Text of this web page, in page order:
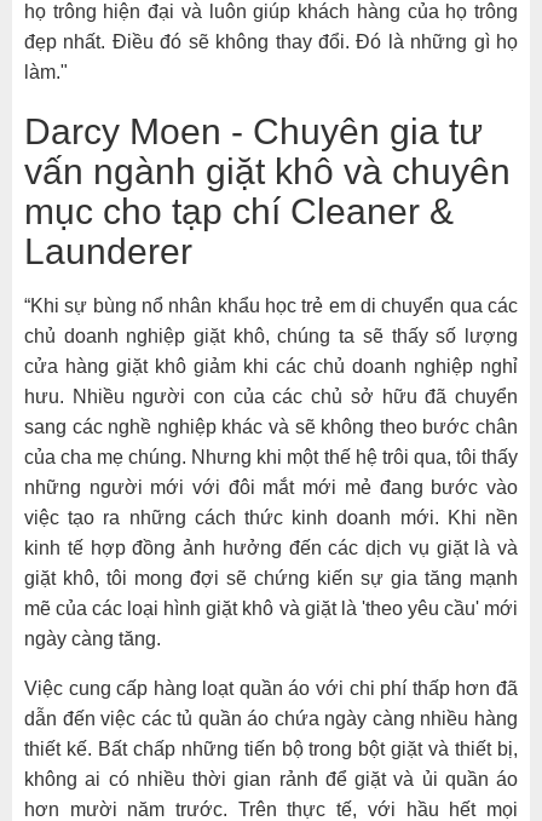
họ trông hiện đại và luôn giúp khách hàng của họ trông
đẹp nhất. Điều đó sẽ không thay đổi. Đó là những gì họ
làm."
Darcy Moen - Chuyên gia tư
vấn ngành giặt khô và chuyên
mục cho tạp chí Cleaner &
Launderer
“Khi sự bùng nổ nhân khẩu học trẻ em di chuyển qua các
chủ doanh nghiệp giặt khô, chúng ta sẽ thấy số lượng
cửa hàng giặt khô giảm khi các chủ doanh nghiệp nghỉ
hưu. Nhiều người con của các chủ sở hữu đã chuyển
sang các nghề nghiệp khác và sẽ không theo bước chân
của cha mẹ chúng. Nhưng khi một thế hệ trôi qua, tôi thấy
những người mới với đôi mắt mới mẻ đang bước vào
việc tạo ra những cách thức kinh doanh mới. Khi nền
kinh tế hợp đồng ảnh hưởng đến các dịch vụ giặt là và
giặt khô, tôi mong đợi sẽ chứng kiến sự gia tăng mạnh
mẽ của các loại hình giặt khô và giặt là 'theo yêu cầu' mới
ngày càng tăng.
Việc cung cấp hàng loạt quần áo với chi phí thấp hơn đã
dẫn đến việc các tủ quần áo chứa ngày càng nhiều hàng
thiết kế. Bất chấp những tiến bộ trong bột giặt và thiết bị,
không ai có nhiều thời gian rảnh để giặt và ủi quần áo
hơn mười năm trước. Trên thực tế, với hầu hết mọi